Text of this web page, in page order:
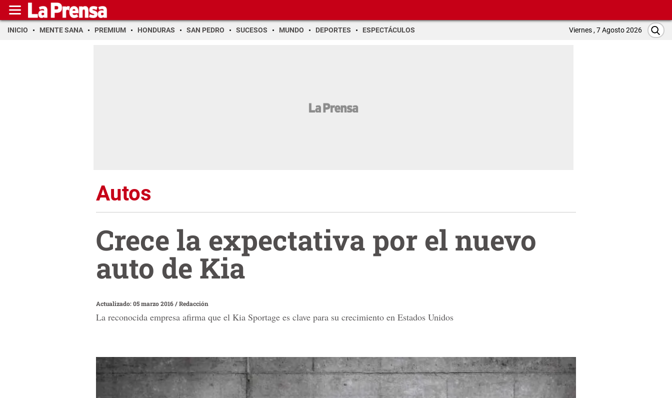
INICIO MENTE SANA PREMIUM HONDURAS SAN PEDRO SUCESOS MUNDO DEPORTES ESPECTÁCULOS Viernes , 7 Agosto 2026
Autos
Crece la expectativa por el nuevo
auto de Kia
Actualizado: 05 marzo 2016/Redacción
La reconocida empresa afirma que el Kia Sportage es clave para su crecimiento en Estados Unidos